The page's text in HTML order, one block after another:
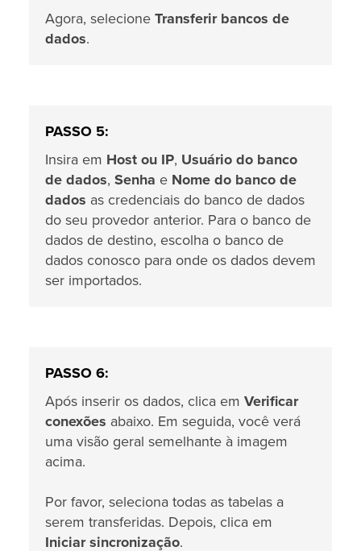
Agora, selecione Transferir bancos de
dados.
PASSO 5:
Insira em Host ou IP, Usuário do banco
de dados, Senha e Nome do banco de
dados as credenciais do banco de dados
do seu provedor anterior. Para o banco de
dados de destino, escolha o banco de
dados conosco para onde os dados devem
ser importados.
PASSO 6:
Após inserir os dados, clica em Verificar
conexões abaixo. Em seguida, você verá
uma visão geral semelhante à imagem
acima.
Por favor, seleciona todas as tabelas a
serem transferidas. Depois, clica em
Iniciar sincronização.